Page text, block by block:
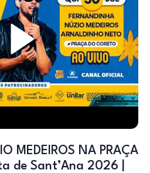
MEDEIROS NA PRAÇA
de Sant’Ana 2026 |